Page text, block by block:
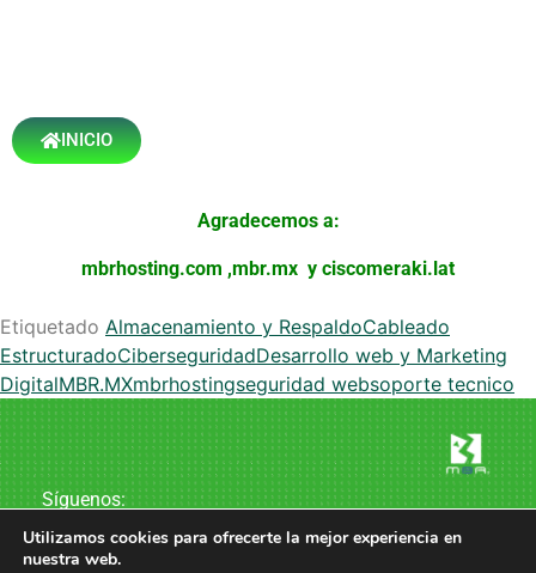
INICIO
Agradecemos a:
mbrhosting.com ,mbr.mx y ciscomeraki.lat
Etiquetado Almacenamiento y RespaldoCableado
EstructuradoCiberseguridadDesarrollo web y Marketing
DigitalMBR.MXmbrhostingseguridad websoporte tecnico
Síguenos:
Utilizamos cookies para ofrecerte la mejor experiencia en
nuestra web.